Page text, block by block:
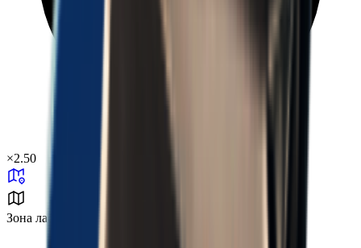
×2.50
Зона лаборатории № 37